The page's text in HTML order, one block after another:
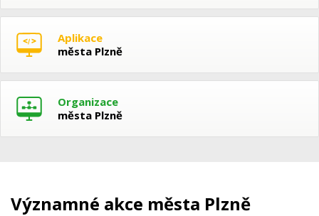
Aplikace
města Plzně
Organizace
města Plzně
Významné akce města Plzně